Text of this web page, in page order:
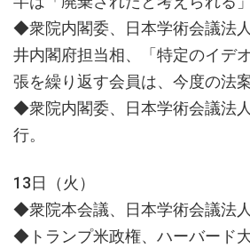
◆衆院内閣委、日本学術会議法
井内閣府担当相、「特定のイデ
張を繰り返す会員は、今度の法
◆衆院内閣委、日本学術会議法
行。
13日（火）
◆衆院本会議、日本学術会議法人
◆トランプ米政権、ハーバード